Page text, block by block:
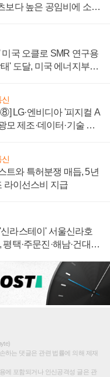
보다 높은 공임비에 소비
국 오클로 SMR 연구용
' 도달, 미국 에너지부
신
LG·엔비디아 '피지컬 A
모 제조·데이터·기술 결
신
트와 특허분쟁 매듭, 5년
라이선스비 지급
라스테이' 서울신라호
택·주문진·해남·건대로
하는 댓글은 관련 법률에 의해 제재
에 포함되거나 인신공격성 글은 관